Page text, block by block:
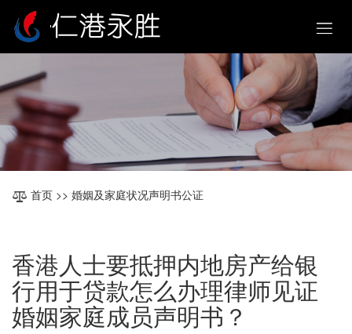
首页 >> 婚姻及家庭状况声明书公证
香港人士要抵押内地房产给银
行用于贷款怎么办理律师见证
婚姻家庭成员声明书？